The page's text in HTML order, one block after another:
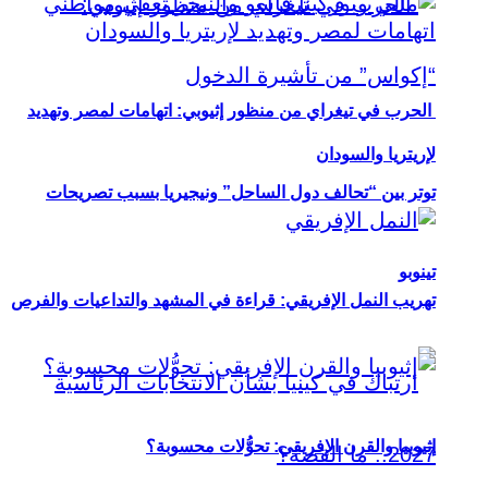
توتر بين “تحالف دول الساحل” ونيجيريا بسبب تصريحات
تينوبو
الحرب في تيغراي من منظور إثيوبي: اتهامات لمصر وتهديد
لإريتريا والسودان
تهريب النمل الإفريقي: قراءة في المشهد والتداعيات والفرص
إثيوبيا والقرن الإفريقي: تحوُّلات محسوبة؟